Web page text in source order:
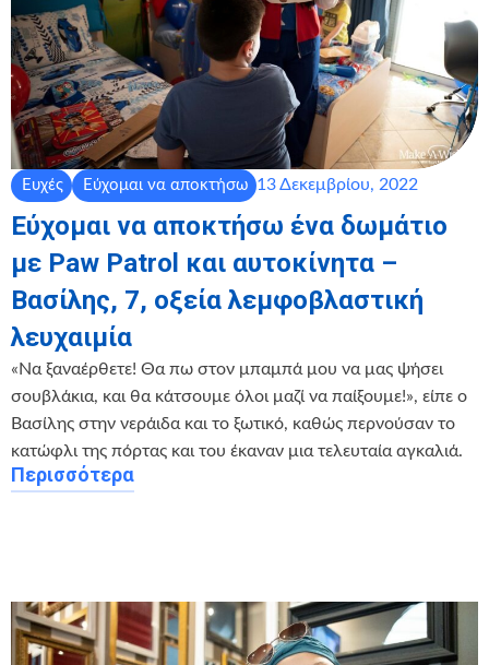
Ευχές Εύχομαι να αποκτήσω 13 Δεκεμβρίου, 2022
Εύχομαι να αποκτήσω ένα δωμάτιο
με Paw Patrol και αυτοκίνητα –
Βασίλης, 7, οξεία λεμφοβλαστική
λευχαιμία
«Να ξαναέρθετε! Θα πω στον μπαμπά μου να μας ψήσει
σουβλάκια, και θα κάτσουμε όλοι μαζί να παίξουμε!», είπε ο
Βασίλης στην νεράιδα και το ξωτικό, καθώς περνούσαν το
κατώφλι της πόρτας και του έκαναν μια τελευταία αγκαλιά.
Περισσότερα